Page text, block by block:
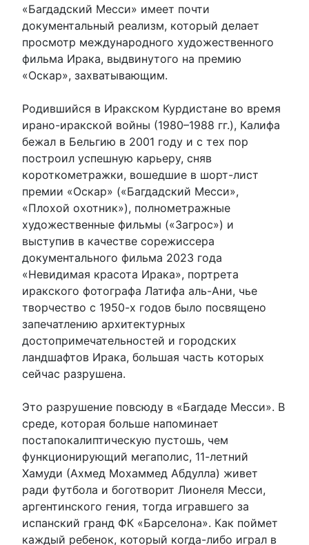
«Багдадский Месси» имеет почти
документальный реализм, который делает
просмотр международного художественного
фильма Ирака, выдвинутого на премию
«Оскар», захватывающим.
Родившийся в Иракском Курдистане во время
ирано-иракской войны (1980–1988 гг.), Калифа
бежал в Бельгию в 2001 году и с тех пор
построил успешную карьеру, сняв
короткометражки, вошедшие в шорт-лист
премии «Оскар» («Багдадский Месси»,
«Плохой охотник»), полнометражные
художественные фильмы («Загрос») и
выступив в качестве сорежиссера
документального фильма 2023 года
«Невидимая красота Ирака», портрета
иракского фотографа Латифа аль-Ани, чье
творчество с 1950-х годов было посвящено
запечатлению архитектурных
достопримечательностей и городских
ландшафтов Ирака, большая часть которых
сейчас разрушена.
Это разрушение повсюду в «Багдаде Месси». В
среде, которая больше напоминает
постапокалиптическую пустошь, чем
функционирующий мегаполис, 11-летний
Хамуди (Ахмед Мохаммед Абдулла) живет
ради футбола и боготворит Лионеля Месси,
аргентинского гения, тогда игравшего за
испанский гранд ФК «Барселона». Как поймет
каждый ребенок, который когда-либо играл в